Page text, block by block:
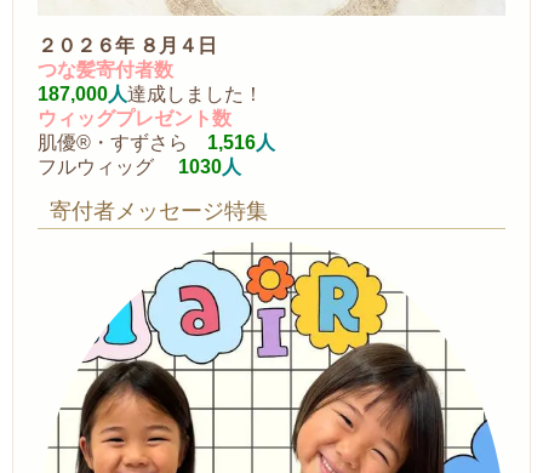
２０２６年 ８月４日
つな髪寄付者数
187,000人達成しました！
ウィッグプレゼント数
肌優®・すずさら 1,516人
フルウィッグ 1030人
寄付者メッセージ特集